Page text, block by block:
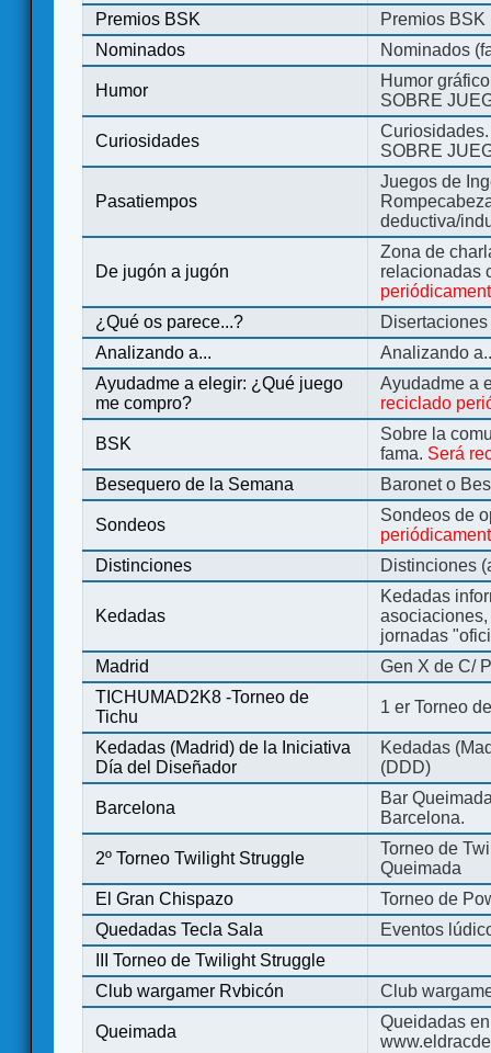
Premios BSK
Premios BSK
Nominados
Nominados
Humor
Humor
SOBRE
Curiosidades
SOBRE
Pasatiempos
Juegos de
deductiva/
De jugón a jugón
Zona de
relacionadas
¿Qué os parece...?
Analizando a...
Analizando
Ayudadme a elegir: ¿Qué juego
me compro?
Ayudadme a
reciclado
BSK
Sobre la
fama. Será
Besequero de la Semana
Baronet o
Sondeos
Sondeos de
Distinciones
Distinciones
Kedadas
Kedadas
jornadas
Madrid
Gen X de C/
TICHUMAD2K8 -Torneo de
Tichu
1 er Torneo
Kedadas (Madrid) de la Iniciativa
Día del Diseñador
Kedadas
(DDD)
Barcelona
Bar
Barcelona.
2º Torneo Twilight Struggle
Torneo de
Queimada
El Gran Chispazo
Torneo de
Quedadas Tecla Sala
Eventos
III Torneo de Twilight Struggle
Club wargamer Rvbicón
Club
Queimada
Queidadas